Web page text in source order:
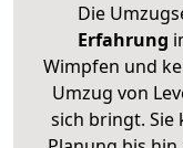
Die
Erfahrung
Wimpfen und
Umzug von
sich bringt. Sie